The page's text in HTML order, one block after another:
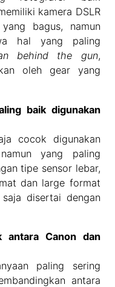
kamera DSLR
bagus, namun
hal yang paling
behind the gun,
oleh gear yang
baik digunakan
cocok digunakan
yang paling
tipe sensor lebar,
dan large format
disertai dengan
antara Canon dan
paling sering
antara